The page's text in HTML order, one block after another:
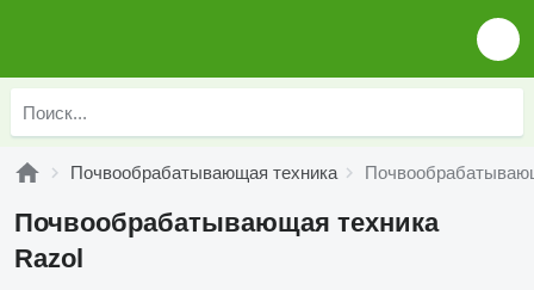
Почвообрабатывающая техника
Почвообрабатывающая техника
Razol